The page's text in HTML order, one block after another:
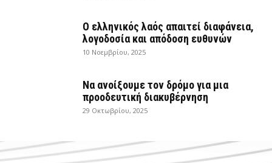
Ο ελληνικός λαός απαιτεί διαφάνεια,
λογοδοσία και απόδοση ευθυνών
10 Νοεμβρίου, 2025
Να ανοίξουμε τον δρόμο για μια
προοδευτική διακυβέρνηση
29 Οκτωβρίου, 2025